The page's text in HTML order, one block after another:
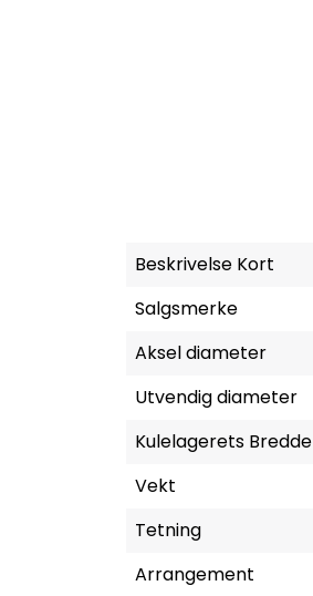
Beskrivelse Kort
Salgsmerke
Aksel diameter
Utvendig diameter
Kulelagerets Bredde
Vekt
Tetning
Arrangement